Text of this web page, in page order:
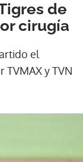
de
cirugía
el
TVMAX y TVN